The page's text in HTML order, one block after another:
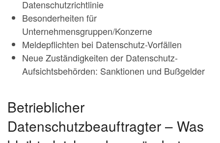
Datenschutzrichtlinie
Besonderheiten für
Unternehmensgruppen/Konzerne
Meldepflichten bei Datenschutz-Vorfällen
Neue Zuständigkeiten der Datenschutz-
Aufsichtsbehörden: Sanktionen und Bußgelder
Betrieblicher
Datenschutzbeauftragter – Was